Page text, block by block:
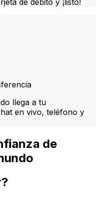
de débito y ¡listo!
llega a tu
en vivo, teléfono y
de